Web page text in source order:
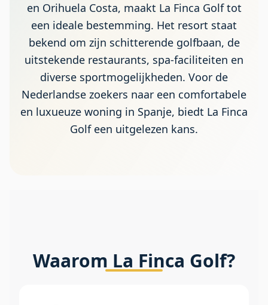
en Orihuela Costa, maakt La Finca Golf tot
een ideale bestemming. Het resort staat
bekend om zijn schitterende golfbaan, de
uitstekende restaurants, spa-faciliteiten en
diverse sportmogelijkheden. Voor de
Nederlandse zoekers naar een comfortabele
en luxueuze woning in Spanje, biedt La Finca
Golf een uitgelezen kans.
Waarom La Finca Golf?